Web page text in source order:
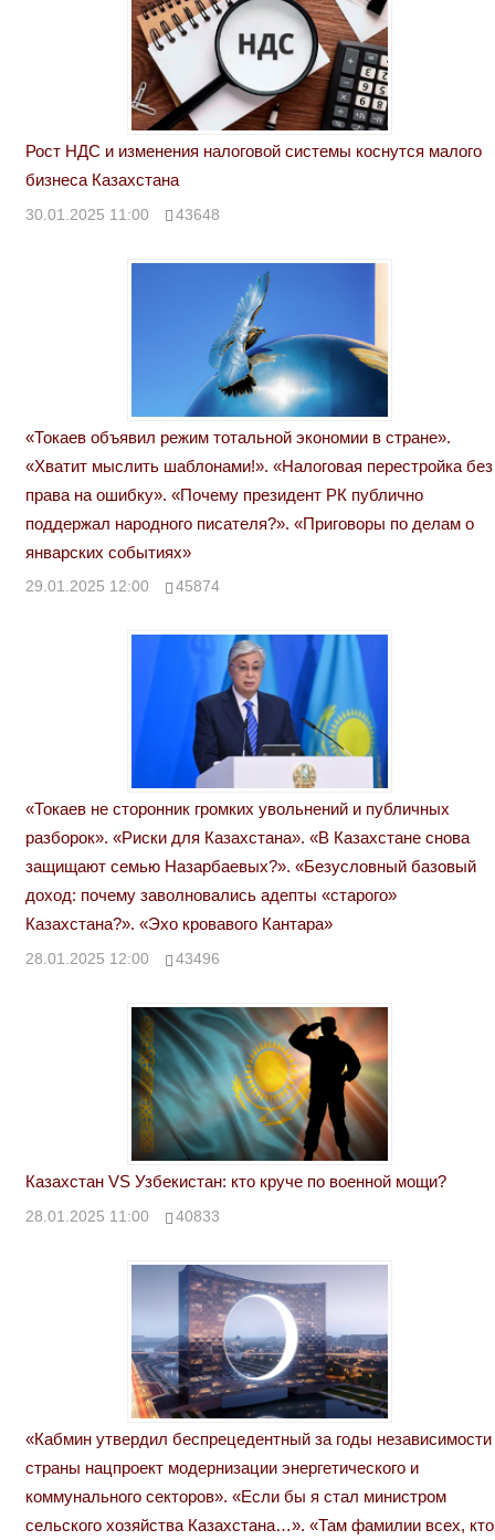
Рост НДС и изменения налоговой системы коснутся малого
бизнеса Казахстана
30.01.2025 11:00 43648
«Токаев объявил режим тотальной экономии в стране».
«Хватит мыслить шаблонами!». «Налоговая перестройка без
права на ошибку». «Почему президент РК публично
поддержал народного писателя?». «Приговоры по делам о
январских событиях»
29.01.2025 12:00 45874
«Токаев не сторонник громких увольнений и публичных
разборок». «Риски для Казахстана». «В Казахстане снова
защищают семью Назарбаевых?». «Безусловный базовый
доход: почему заволновались адепты «старого»
Казахстана?». «Эхо кровавого Кантара»
28.01.2025 12:00 43496
Казахстан VS Узбекистан: кто круче по военной мощи?
28.01.2025 11:00 40833
«Кабмин утвердил беспрецедентный за годы независимости
страны нацпроект модернизации энергетического и
коммунального секторов». «Если бы я стал министром
сельского хозяйства Казахстана…». «Там фамилии всех, кто